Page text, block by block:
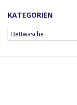
KATEGORIEN